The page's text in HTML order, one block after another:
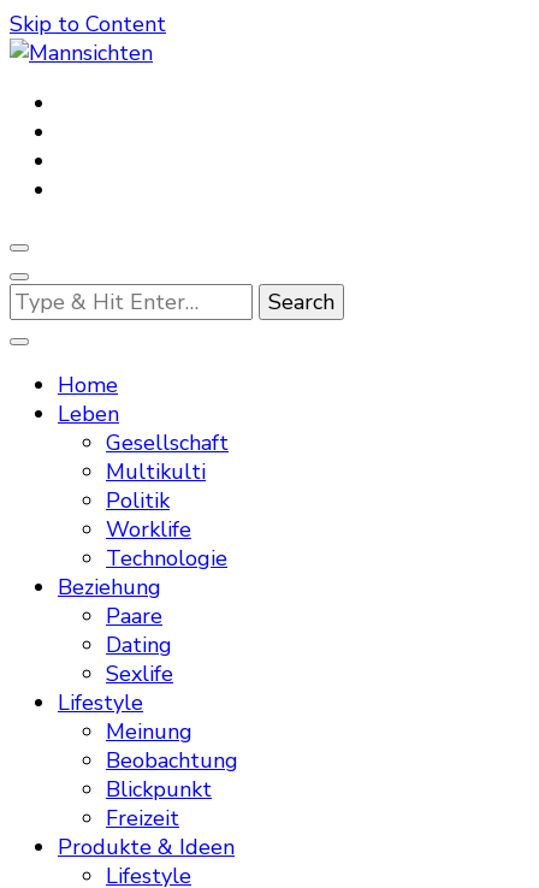
Skip to Content
Mannsichten
Was Männer wollen. Was Männer denken.
Looking
for
Something?
Home
Leben
Gesellschaft
Multikulti
Politik
Worklife
Technologie
Beziehung
Paare
Dating
Sexlife
Lifestyle
Meinung
Beobachtung
Blickpunkt
Freizeit
Produkte & Ideen
Lifestyle